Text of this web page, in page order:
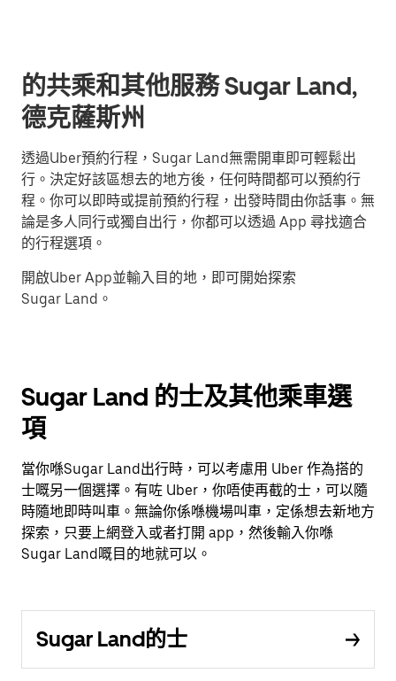
的共乘和其他服務 Sugar Land,
德克薩斯州
透過Uber預約行程，Sugar Land無需開車即可輕鬆出
行。決定好該區想去的地方後，任何時間都可以預約行
程。你可以即時或提前預約行程，出發時間由你話事。無
論是多人同行或獨自出行，你都可以透過 App 尋找適合
的行程選項。
開啟Uber App並輸入目的地，即可開始探索
Sugar Land。
Sugar Land 的士及其他乘車選
項
當你喺Sugar Land出行時，可以考慮用 Uber 作為搭的
士嘅另一個選擇。有咗 Uber，你唔使再截的士，可以隨
時隨地即時叫車。無論你係喺機場叫車，定係想去新地方
探索，只要上網登入或者打開 app，然後輸入你喺
Sugar Land嘅目的地就可以。
Sugar Land的士